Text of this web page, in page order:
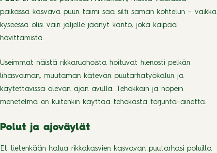
paikassa kasvava puun taimi saa silti saman kohtelun – vaikka
kyseessä olisi vain jäljelle jäänyt kanto, joka kaipaa
hävittämistä.
Useimmat näistä rikkaruohoista hoituvat hienosti pelkän
lihasvoiman, muutaman kätevän puutarhatyökalun ja
käytettävissä olevan ajan avulla. Tehokkain ja nopein
menetelmä on kuitenkin käyttää tehokasta torjunta-ainetta.
Polut ja ajoväylät
Et tietenkään halua rikkakasvien kasvavan puutarhasi poluilla